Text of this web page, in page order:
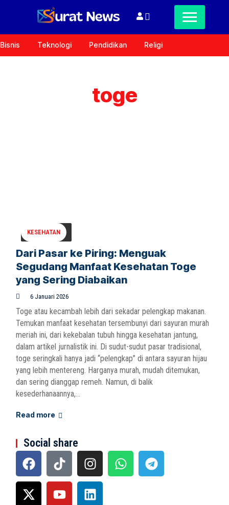
Bisnis Teknologi Pendidikan Religi
toge
KESEHATAN
Dari Pasar ke Piring: Menguak
Segudang Manfaat Kesehatan Toge
yang Sering Diabaikan
6 Januari 2026
Toge atau kecambah lebih dari sekadar pelengkap makanan.
Temukan manfaat kesehatan tersembunyi dari sayuran murah
meriah ini, dari kekebalan tubuh hingga kesehatan jantung,
dalam artikel jurnalistik ini. Di sudut-sudut pasar tradisional,
toge seringkali hanya jadi “pelengkap” di antara sayuran hijau
yang lebih mentereng. Harganya murah, mudah ditemukan,
dan sering dianggap remeh. Namun, di balik
kesederhanaannya,...
Read more
Social share